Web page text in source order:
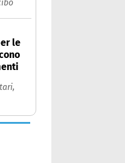
le